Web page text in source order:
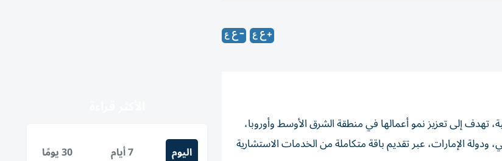
تهدف إلى تعزيز نمو أعمالها في منطقة الشرق الأوسط وأوروبا،
الإمارات، عبر تقديم باقة متكاملة من الخدمات الاستشارية
اليوم 7 أيام 30 يومًا